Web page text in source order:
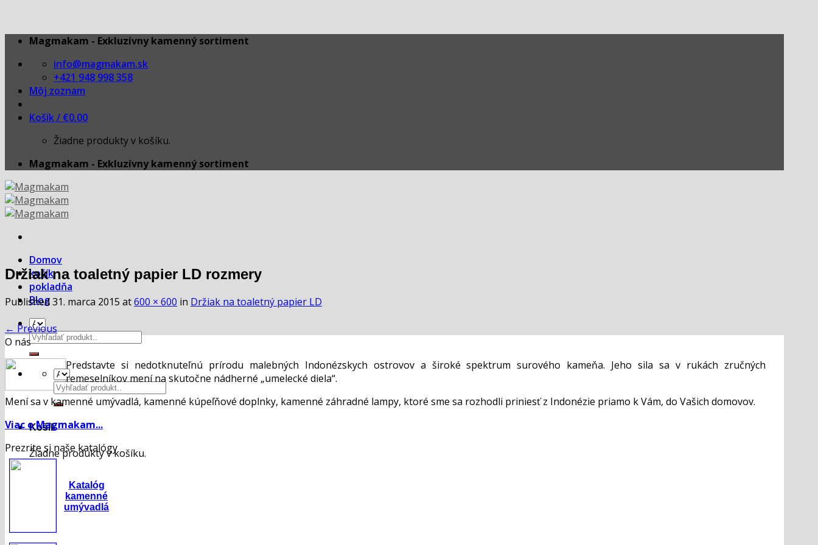
Skip
content
Magmakam - Exkluzívny kamenný sortiment
info@magmakam.sk
+421 948 998 358
Môj zoznam
Košík / €0.00
Žiadne produkty v košíku.
Magmakam - Exkluzívny kamenný sortiment
Domov
košík
pokladňa
Blog
Hľadať:
Hľadať:
Košík
Žiadne produkty v košíku.
Držiak na toaletný papier LD rozmery
Published31. marca 2015 at600 × 600 in Držiak na toaletný papier LD
← Previous
O nás
Predstavte si nedotknuteľnú prírodu malebných Indonézskych ostrovov a široké spektrum surového kameňa. Jeho sila sa v rukách zručných
remeselníkov mení na skutočne nádherné „umelecké diela“.
Mení sa v kamenné umývadlá, kamenné kúpeľňové doplnky, kamenné záhradné lampy, ktoré sme sa rozhodli priniesť z Indonézie priamo k Vám, do Vašich domovov.
Viac o Magmakam...
Prezrite si naše katalógy
Katalóg
kamenné
umývadlá